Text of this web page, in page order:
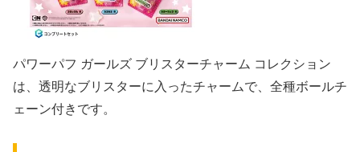
パワーパフ ガールズ ブリスターチャーム コレクション
は、透明なブリスターに入ったチャームで、全種ボールチ
ェーン付きです。